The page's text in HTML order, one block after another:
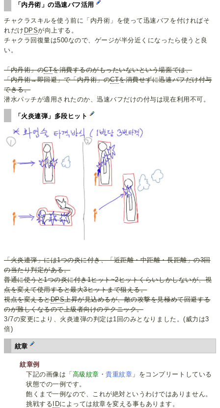
「内丹術」の迅速バフ活用
チャクラスキルを使う前に「内丹術」を使って迅速バフを付ければそ
れだけ DPSが向上する。
チャクラ回復量は500なので、ゲージが半分近くになったら使うと良
い。
「内丹術」のCTを消費するのがもったいないという場面では、
「内丹術→即回避」で「内丹術」のCTを消費せずに迅速バフだけ付与
できる。
潜水パッチが適用されたのか、迅速バフだけの付与は現在利用不可。
「火炎連弾」多段ヒット
「火炎連弾」には1つの炎に付き、「近距離・中距離・長距離」の3回
の当たり判定がある。
普通に使うと1つの炎に付き1ヒット~2ヒットくらいしかしないが、視
点を変えて使用すると最大3ヒットまで狙える。
視点を変えるとDPS上昇が見込めるが、敵の攻撃を見極めて回避する
のが難しくなるので上級者向けのテクニック。
3/7の変更により、火炎連弾の判定は1回のみとなりました。(威力は3
倍)
紋章
紋章例
下記の画像は「高級紋章 ・貴重紋章 」をコンプリートしている
状態での一例です。
飽くまで一例なので、これが絶対というわけではありません。
挑戦するIDによっては紋章を変える事もあります。